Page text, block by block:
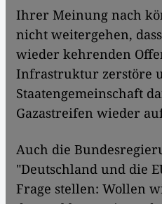
Ihrer Meinung nach
nicht weitergehen,
wieder kehrenden
Infrastruktur zerstöre
Staatengemeinschaft
Gazastreifen wieder
Auch die
"Deutschland und die
Frage stellen: Wollen